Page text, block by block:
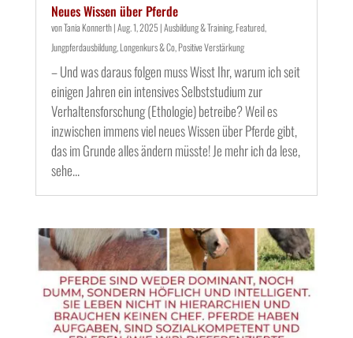
Neues Wissen über Pferde
vonTania Konnerth|Aug. 1, 2025 |Ausbildung & Training,Featured,
Jungpferdausbildung,Longenkurs & Co,Positive Verstärkung
– Und was daraus folgen muss Wisst Ihr, warum ich seit
einigen Jahren ein intensives Selbststudium zur
Verhaltensforschung (Ethologie) betreibe? Weil es
inzwischen immens viel neues Wissen über Pferde gibt,
das im Grunde alles ändern müsste! Je mehr ich da lese,
sehe...